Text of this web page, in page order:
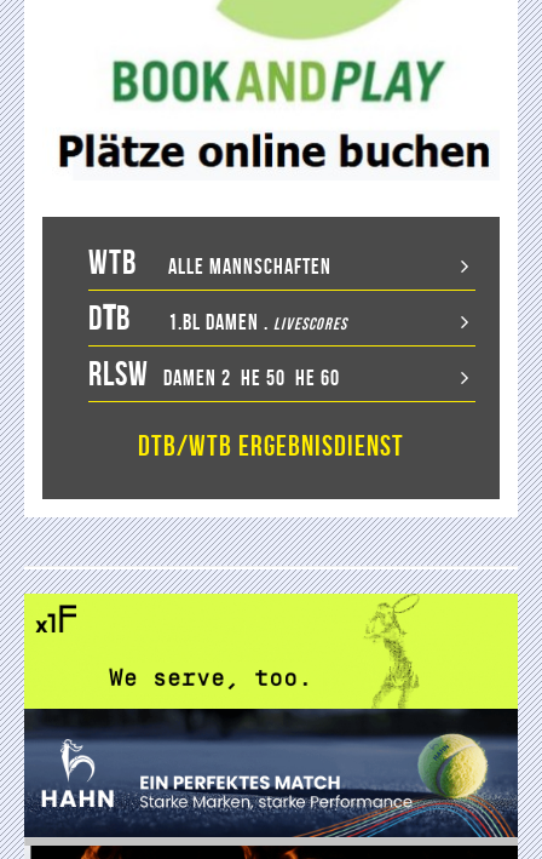
WTB Alle Mannschaften
DTB 1.BL Damen . LiveScores
RLSW Damen 2 He 50 He 60
DTB/WTB Ergebnisdienst